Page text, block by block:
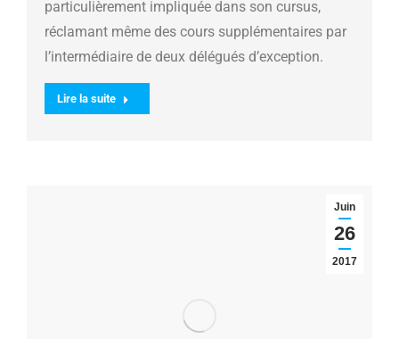
particulièrement impliquée dans son cursus,
réclamant même des cours supplémentaires par
l’intermédiaire de deux délégués d’exception.
Lire la suite
Juin
26
2017